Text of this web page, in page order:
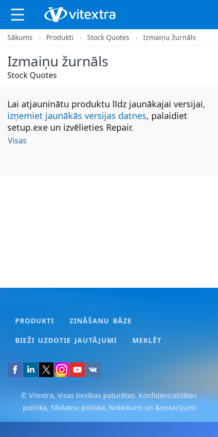
Sākums Produkti Stock Quotes Izmaiņu žurnāls
Izmaiņu žurnāls
Stock Quotes
Lai atjauninātu produktu līdz jaunākajai versijai,
izņemiet jaunākās versijas datnes, palaidiet
setup.exe un izvēlieties Repair.
Visas
PRODUKTI ZINĀŠANU BĀZE
BIEŽI UZDOTIE JAUTĀJUMI MEKLĒT
© Vitextra, Visas tiesības paturētas. Konfidencialitātes
politika, Sīkdatņu politika, Noteikumi un &nosacījumi